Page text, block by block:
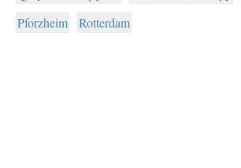
Pforzheim
Rotterdam